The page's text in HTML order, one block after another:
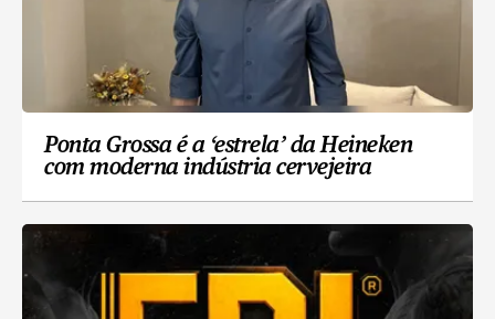
Ponta Grossa é a ‘estrela’ da Heineken
com moderna indústria cervejeira